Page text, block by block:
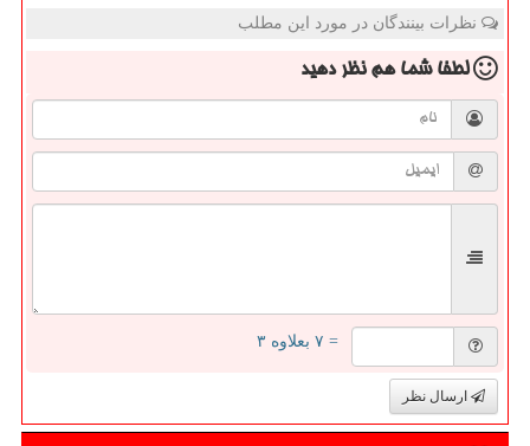
نظرات بینندگان در مورد این مطلب
لطفا شما همنظر دهید
= ۷ بعلاوه ۳
ارسال نظر